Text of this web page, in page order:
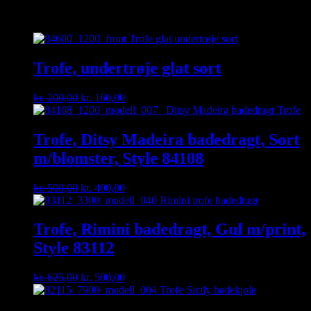
Trofe, undertrøje glat sort
kr.200,00 Original
price
kr. 200,00.
kr. 160,00Current
price
kr. 160,00.
Trofe, Ditsy Madeira badedragt, Sort
m/blomster, Style 84108
kr.500,00 Original
price
kr. 500,00.
kr. 400,00Current
price
kr. 400,00.
Trofe, Rimini badedragt, Gul m/print,
Style 83112
kr.625,00 Original
price
kr. 500,00Current
price